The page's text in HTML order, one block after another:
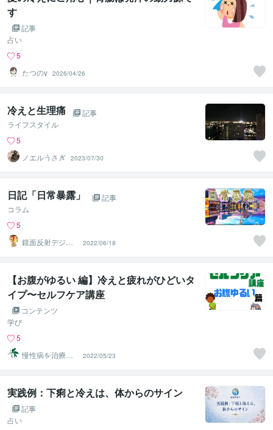
す
記事
占い
5
たつのy 2026/04/26
冷えと生理痛
記事
ライフスタイル
5
ノエルうさぎ 2023/07/30
日記「日常暴露」
記事
コラム
5
鏡面反射デジタ
ルアート製作所
（鈴木穣）
2022/06/18
【お腹がゆるい 編】冷えと疲れがひどいタ
イプ〜セルフケア講座
コンテンツ
学び
5
慢性病を治療す
るRyu
2022/05/23
実践例：下痢と冷えは、体からのサイン
記事
占い